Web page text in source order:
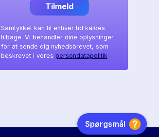
Tilmeld
Samtykket kan til enhver tid kaldes
tilbage. Vi behandler dine oplysninger
for at sende dig nyhedsbrevet, som
beskrevet i vores persondatapolitik